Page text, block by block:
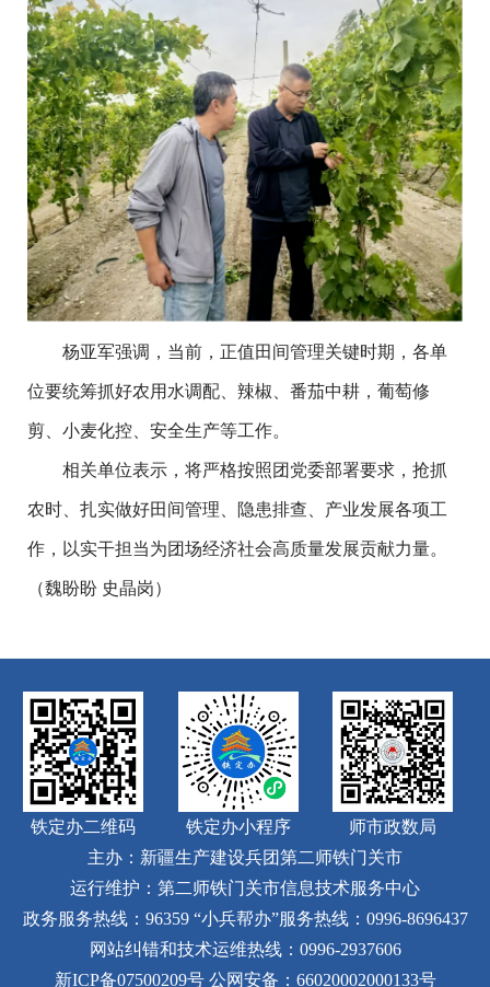
杨亚军强调，当前，正值田间管理关键时期，各单
位要统筹抓好农用水调配、辣椒、番茄中耕，葡萄修
剪、小麦化控、安全生产等工作。
相关单位表示，将严格按照团党委部署要求，抢抓
农时、扎实做好田间管理、隐患排查、产业发展各项工
作，以实干担当为团场经济社会高质量发展贡献力量。
（魏盼盼 史晶岗）
铁定办二维码 铁定办小程序
师市政数局
主办：新疆生产建设兵团第二师铁门关市
运行维护：第二师铁门关市信息技术服务中心
政务服务热线：96359 “小兵帮办”服务热线：0996-8696437
网站纠错和技术运维热线：0996-2937606
新ICP备07500209号 公网安备：66020002000133号